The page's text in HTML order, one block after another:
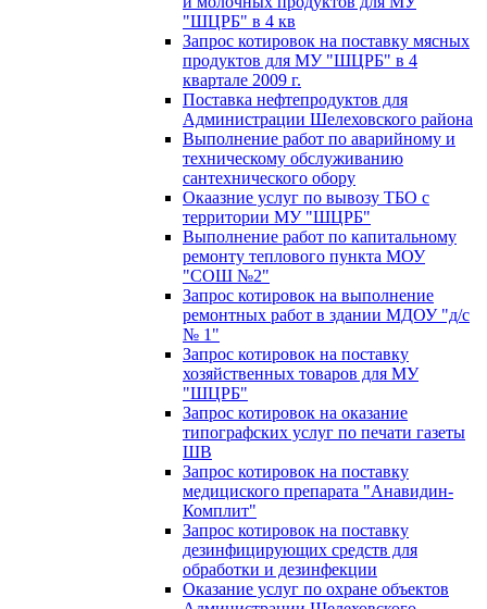
"ШЦРБ" в 4 кв
Запрос котировок на поставку мясных
продуктов для МУ "ШЦРБ" в 4
квартале 2009 г.
Поставка нефтепродуктов для
Администрации Шелеховского района
Выполнение работ по аварийному и
техническому обслуживанию
сантехнического обору
Окаазние услуг по вывозу ТБО с
территории МУ "ШЦРБ"
Выполнение работ по капитальному
ремонту теплового пункта МОУ
"СОШ №2"
Запрос котировок на выполнение
ремонтных работ в здании МДОУ "д/с
№ 1"
Запрос котировок на поставку
хозяйственных товаров для МУ
"ШЦРБ"
Запрос котировок на оказание
типографских услуг по печати газеты
ШВ
Запрос котировок на поставку
медициского препарата "Анавидин-
Комплит"
Запрос котировок на поставку
дезинфицирующих средств для
обработки и дезинфекции
Оказание услуг по охране объектов